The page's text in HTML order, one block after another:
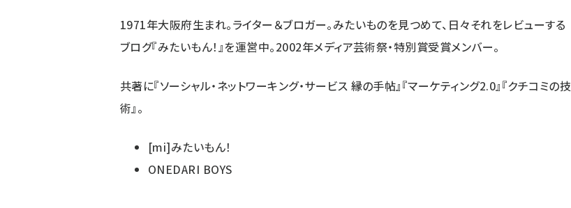
1971年大阪府生まれ。ライター＆ブロガー。みたいものを見つめて、日々それをレビューする
ブログ『みたいもん！』を運営中。2002年メディア芸術祭・特別賞受賞メンバー。
共著に『ソーシャル・ネットワーキング・サービス 縁の手帖』『マーケティング2.0』『クチコミの技
術』。
[mi]みたいもん！
ONEDARI BOYS